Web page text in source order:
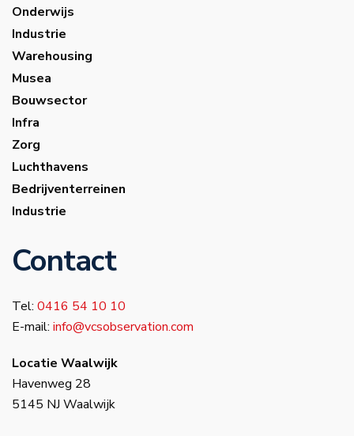
Onderwijs
Industrie
Warehousing
Musea
Bouwsector
Infra
Zorg
Luchthavens
Bedrijventerreinen
Industrie
Contact
Tel: 0416 54 10 10
E-mail: info@vcsobservation.com
Locatie Waalwijk
Havenweg 28
5145 NJ Waalwijk